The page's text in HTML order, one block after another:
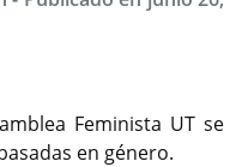
Feminista UT se
en género.